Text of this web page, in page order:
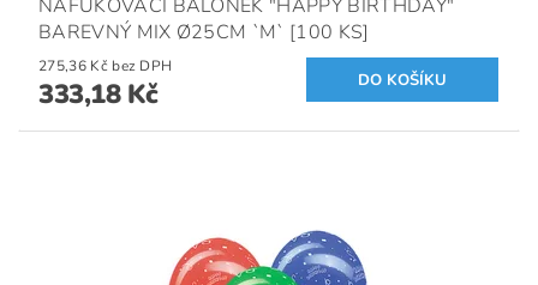
NAFUKOVACÍ BALÓNEK "HAPPY BIRTHDAY"
BAREVNÝ MIX Ø25CM `M` [100 KS]
275,36 Kč bez DPH
333,18 Kč